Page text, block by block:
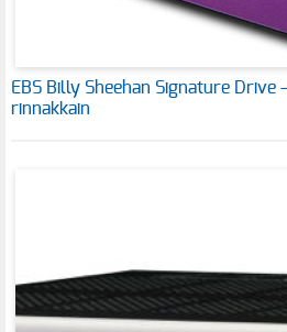
EBS Billy Sheehan Signature Drive
rinnakkain